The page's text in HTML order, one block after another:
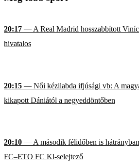
20:17 — A Real Madrid hosszabbított
hivatalos
20:15 — Női kézilabda ifjúsági vb: A
kikapott Dániától a negyeddöntőben
20:10 — A második félidőben is
FC–ETO FC Kl-selejtező